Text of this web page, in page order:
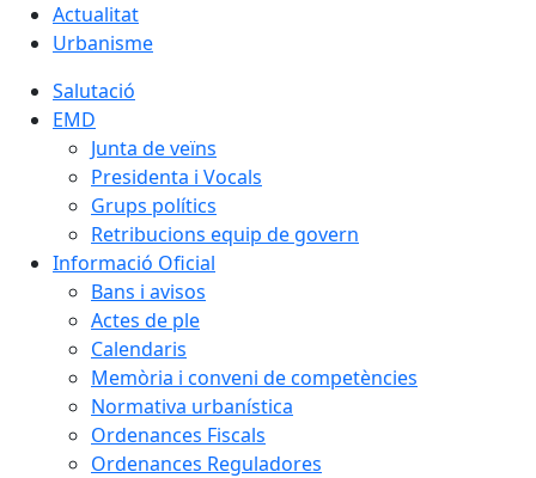
Actualitat
Urbanisme
Salutació
EMD
Junta de veïns
Presidenta i Vocals
Grups polítics
Retribucions equip de govern
Informació Oficial
Bans i avisos
Actes de ple
Calendaris
Memòria i conveni de competències
Normativa urbanística
Ordenances Fiscals
Ordenances Reguladores